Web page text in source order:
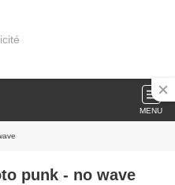
MENU
punk - no wave